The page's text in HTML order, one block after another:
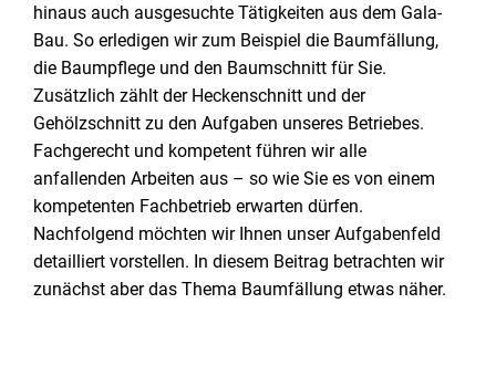
hinaus auch ausgesuchte Tätigkeiten aus dem Gala-
Bau. So erledigen wir zum Beispiel die Baumfällung,
die Baumpflege und den Baumschnitt für Sie.
Zusätzlich zählt der Heckenschnitt und der
Gehölzschnitt zu den Aufgaben unseres Betriebes.
Fachgerecht und kompetent führen wir alle
anfallenden Arbeiten aus – so wie Sie es von einem
kompetenten Fachbetrieb erwarten dürfen.
Nachfolgend möchten wir Ihnen unser Aufgabenfeld
detailliert vorstellen. In diesem Beitrag betrachten wir
zunächst aber das Thema Baumfällung etwas näher.